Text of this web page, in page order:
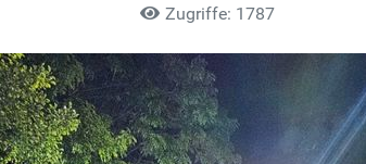
Zugriffe: 1787